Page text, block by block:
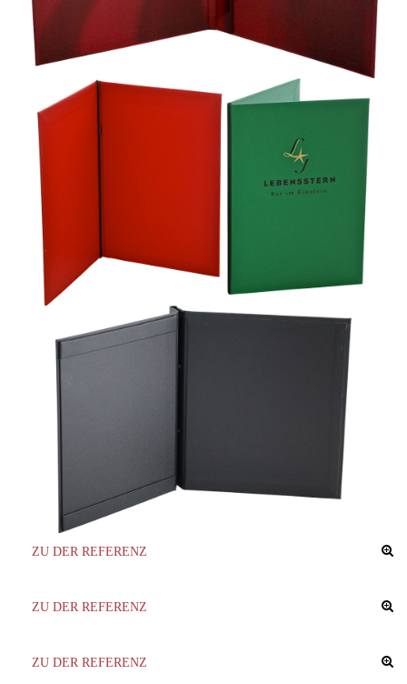
ZU DER REFERENZ
ZU DER REFERENZ
ZU DER REFERENZ